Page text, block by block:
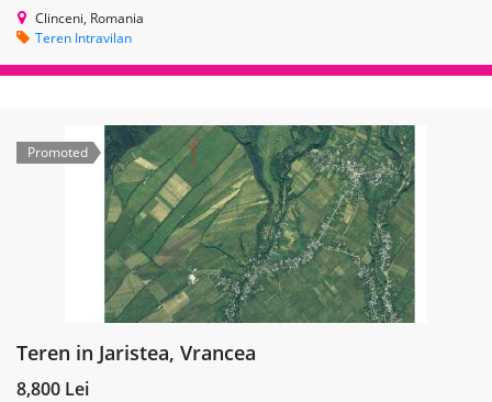
Clinceni, Romania
Teren Intravilan
Promoted
Teren in Jaristea, Vrancea
8,800 Lei